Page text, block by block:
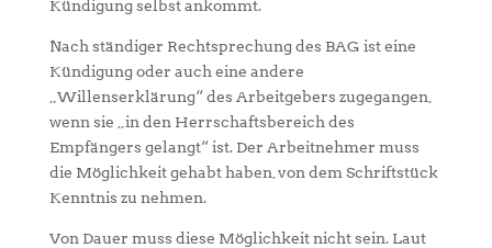
Kündigung selbst ankommt.
Nach ständiger Rechtsprechung des BAG ist eine
Kündigung oder auch eine andere
„Willenserklärung“ des Arbeitgebers zugegangen,
wenn sie „in den Herrschaftsbereich des
Empfängers gelangt“ ist. Der Arbeitnehmer muss
die Möglichkeit gehabt haben, von dem Schriftstück
Kenntnis zu nehmen.
Von Dauer muss diese Möglichkeit nicht sein. Laut